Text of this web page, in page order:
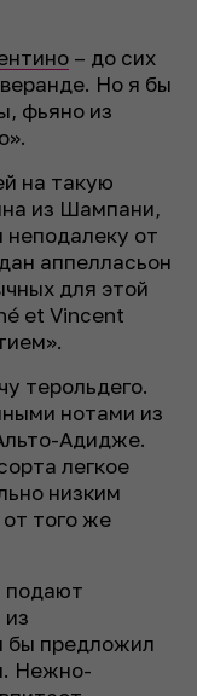
– до сих
Но я бы
фьяно из
на такую
из Шампани,
от
аппелласьон
для этой
et Vincent
терольдего.
нотами из
Адидже.
легкое
низким
того же
подают
бы предложил
Нежно-